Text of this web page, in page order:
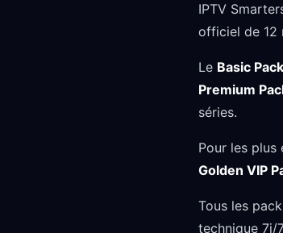
IPTV
officiel de 12
Le Basic
Premium
séries.
Pour les plus
Golden VIP
Tous les
technique 7j/